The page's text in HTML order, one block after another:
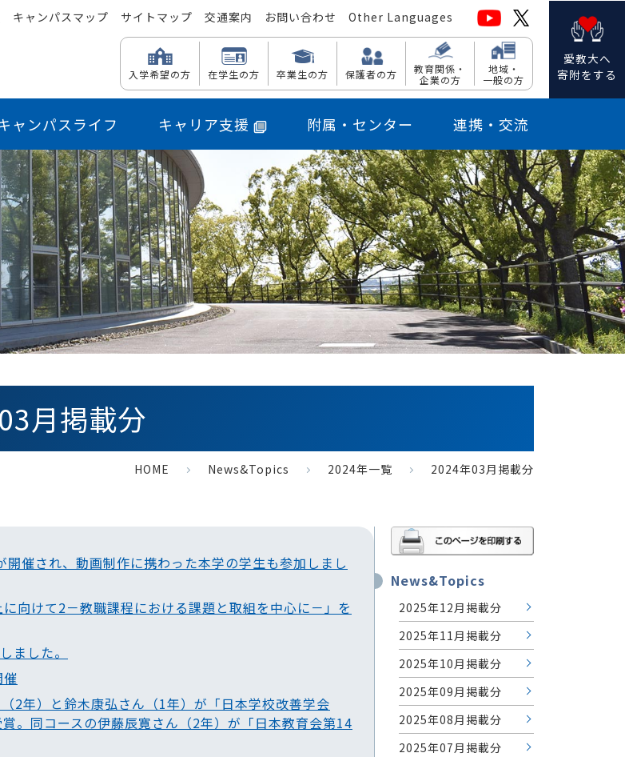
キャンパスマップ サイトマップ 交通案内 お問い合わせ Other Languages
入学希望の方 在学生の方 卒業生の方 保護者の方
教育関係・
企業の方
地域・
一般の方
愛教大へ
寄附をする
ャンパスライフ キャリア支援 附属・センター 連携・交流
月掲載分
HOME News&Topics 2024年一覧 2024年03月掲載分
催され、動画制作に携わった本学の学生も参加しまし
向けて2－教職課程における課題と取組を中心に－」を
ました。
2年）と鈴木康弘さん（1年）が「日本学校改善学会
。同コースの伊藤辰寛さん（2年）が「日本教育会第14
News&Topics
2025年12月掲載分
2025年11月掲載分
2025年10月掲載分
2025年09月掲載分
2025年08月掲載分
2025年07月掲載分